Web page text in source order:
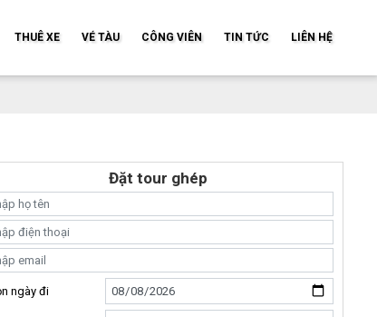
THUÊ XE VÉ TÀU CÔNG VIÊN TIN TỨC LIÊN HỆ
Đặt tour ghép
ngày đi